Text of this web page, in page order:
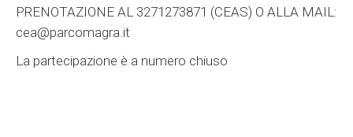
PRENOTAZIONE AL 3271273871 (CEAS) O ALLA MAIL:
cea@parcomagra.it
La partecipazione è a numero chiuso